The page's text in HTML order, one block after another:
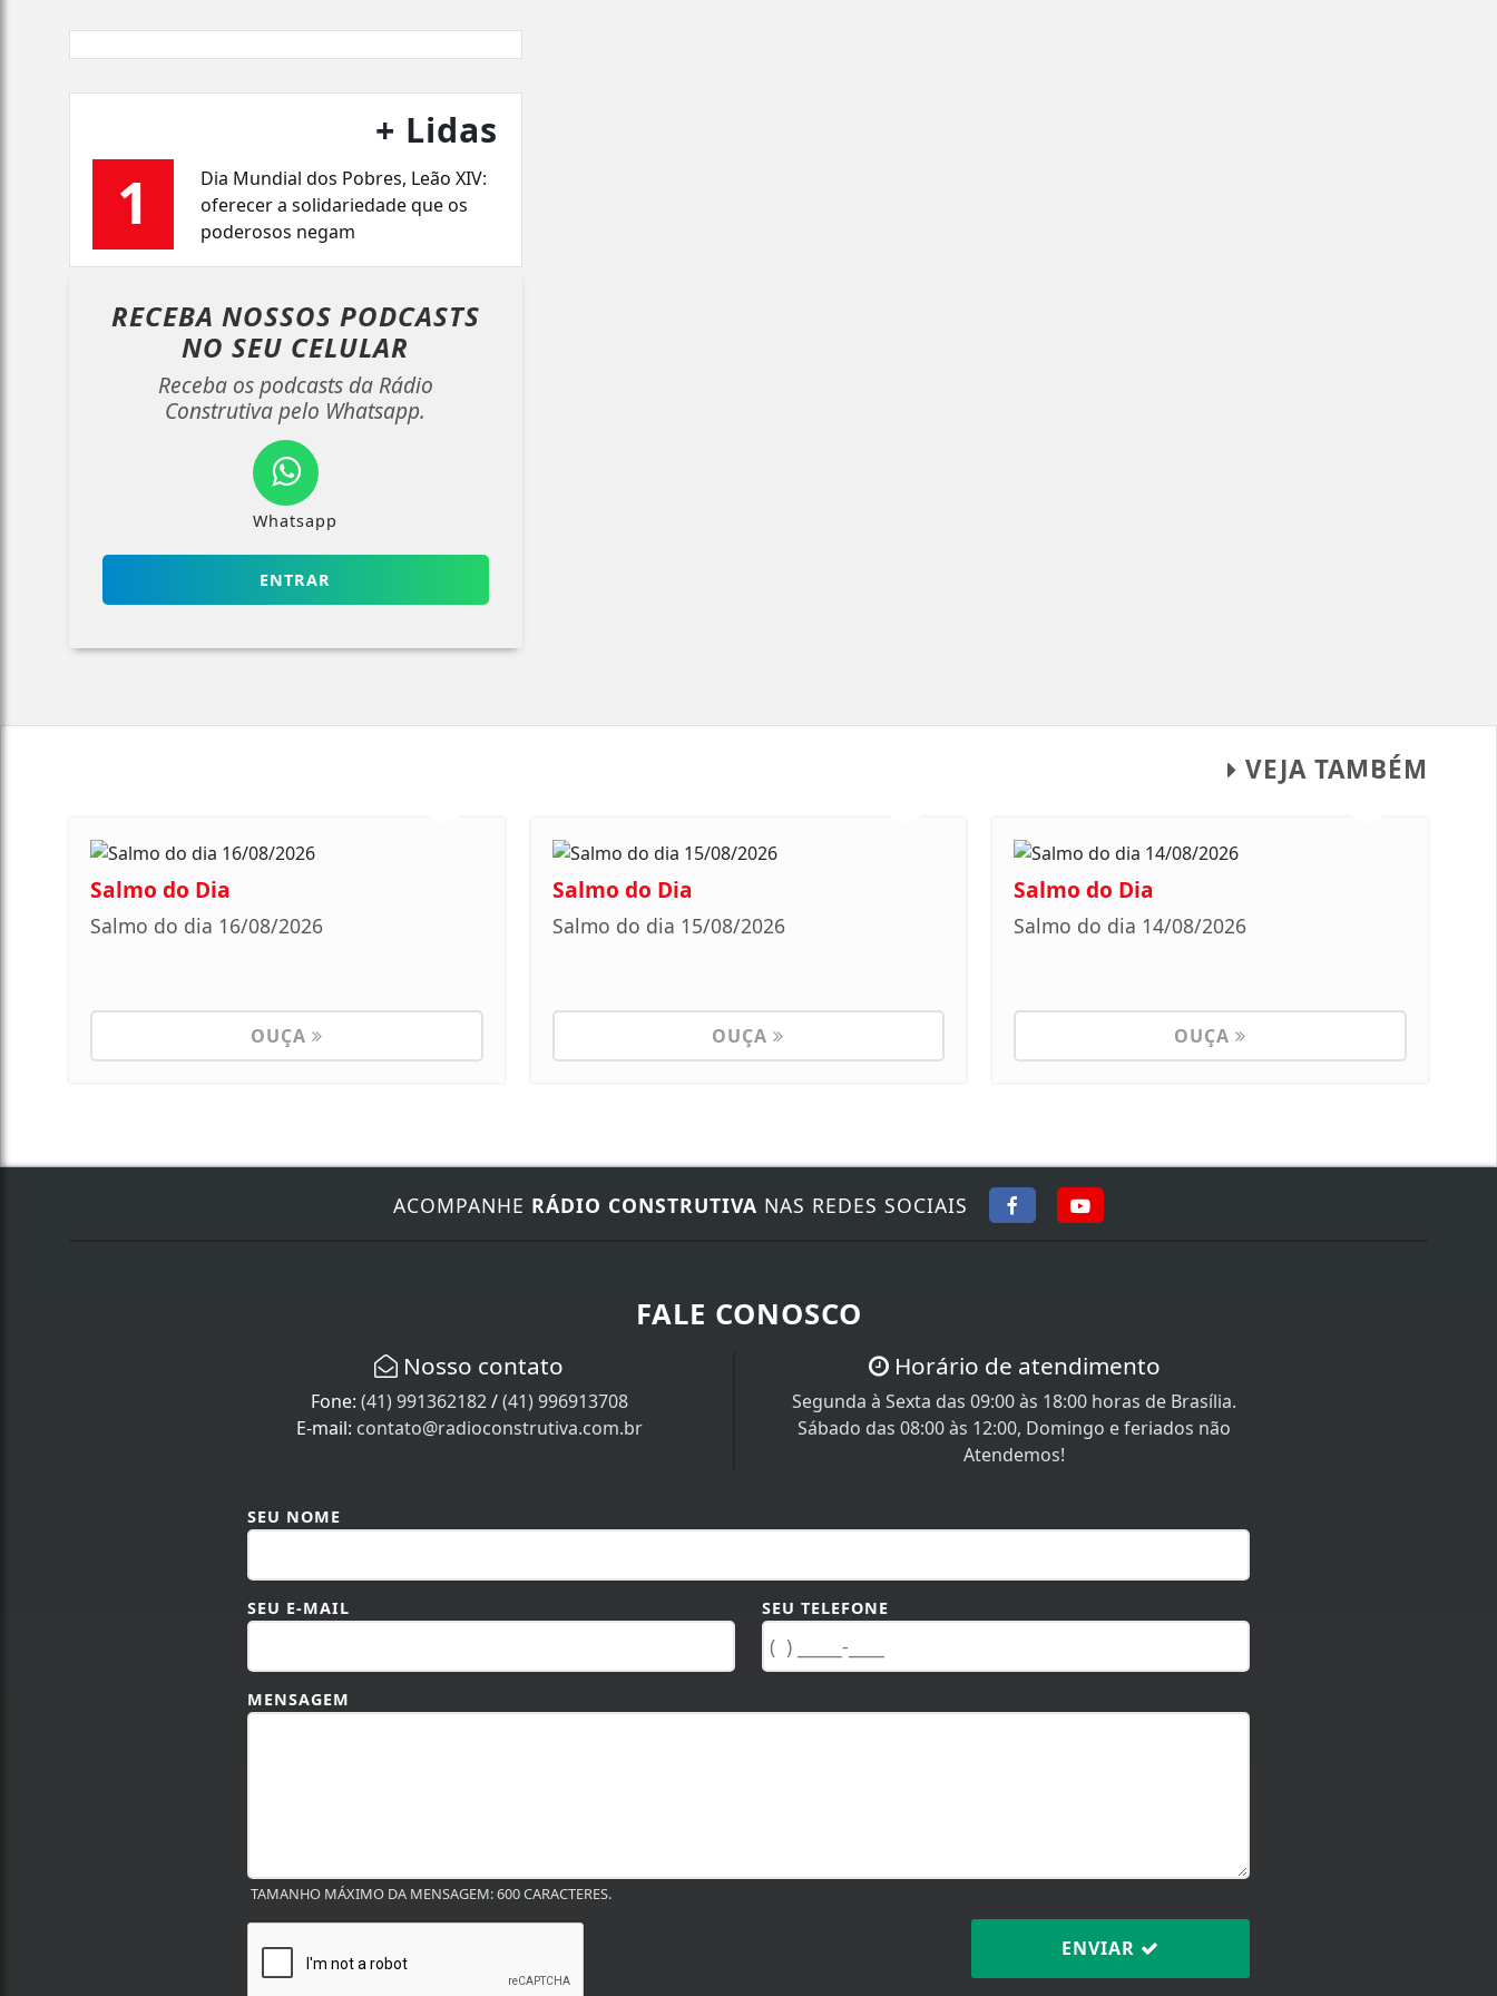
+ Lidas
1
Dia Mundial dos Pobres, Leão XIV:
oferecer a solidariedade que os
poderosos negam
RECEBA NOSSOS PODCASTS
NOSEU CELULAR
Receba os podcasts da Rádio
Construtiva pelo Whatsapp.
Whatsapp
ENTRAR
VEJA TAMBÉM
Salmo do Dia
Salmo do dia 16/08/2026
OUÇA
Salmo do Dia
Salmo do dia 15/08/2026
OUÇA
Salmo do Dia
Salmo do dia 14/08/2026
OUÇA
ACOMPANHE RÁDIO CONSTRUTIVA NAS REDES SOCIAIS
FALE CONOSCO
Nosso contato
Fone: (41) 991362182/(41) 996913708
E-mail: contato@radioconstrutiva.com.br
Horário de atendimento
Segunda à Sexta das 09:00 às 18:00 horas de Brasília.
Sábado das 08:00 às 12:00, Domingo e feriados não
Atendemos!
SEU NOME
SEU E-MAIL SEU TELEFONE
MENSAGEM
TAMANHO MÁXIMO DA MENSAGEM: 600 CARACTERES.
ENVIAR